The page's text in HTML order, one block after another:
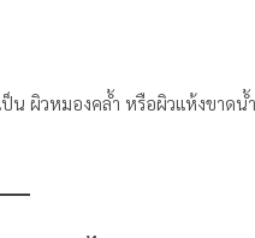
น ผิวหมองคล้ำ หรือผิวแห้งขาดน้ำ